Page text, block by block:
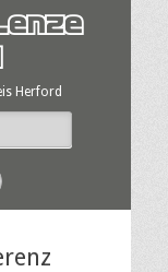
Herford
Telefon